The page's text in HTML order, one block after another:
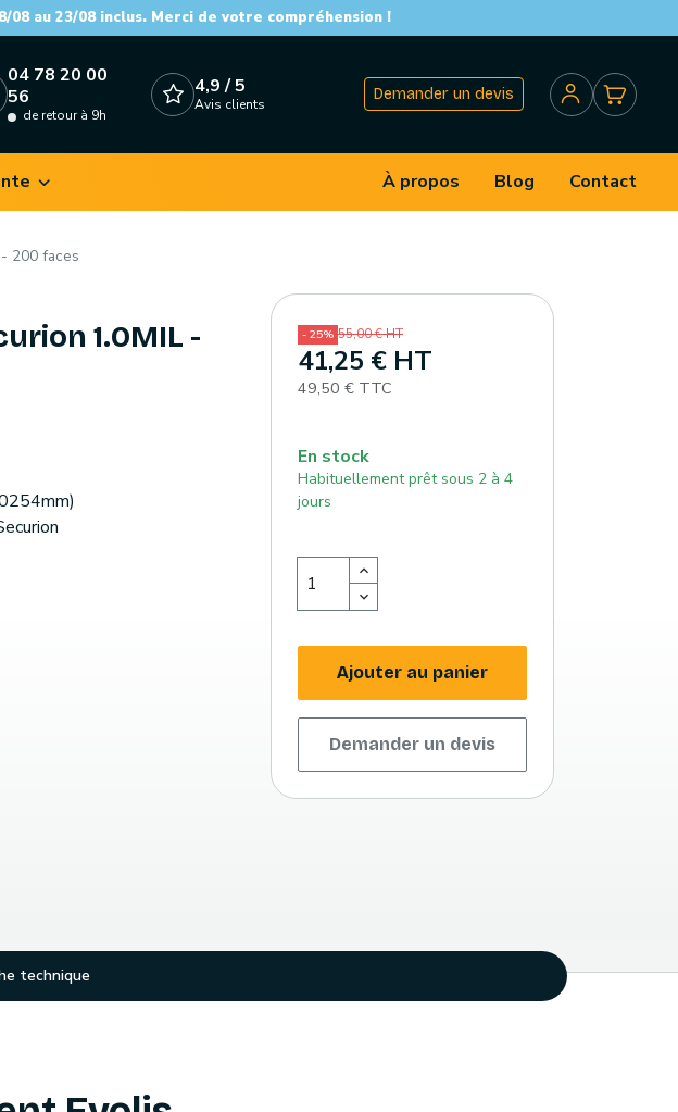
au 23/08 inclus. Merci de votre compréhension !
04 78 20 00
56
de retour à 9h
4,9 / 5
Avis clients
Demander un devis
À propos Blog Contact
200 faces
1.0MIL -
- 25% 55,00 € HT
41,25 € HT
49,50 € TTC
En stock
Habituellement prêt sous 2 à 4
jours
Ajouter au panier
Demander un devis
technique